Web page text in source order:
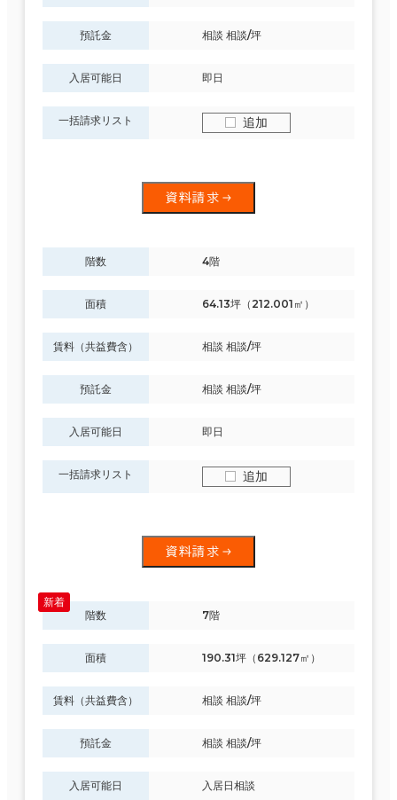
預託金 相談 相談/坪
入居可能日 即日
一括請求リスト 追加
資料請求
階数 4階
面積 64.13坪（212.001㎡）
賃料（共益費含） 相談 相談/坪
預託金 相談 相談/坪
入居可能日 即日
一括請求リスト 追加
資料請求
階数 7階
面積 190.31坪（629.127㎡）
賃料（共益費含） 相談 相談/坪
預託金 相談 相談/坪
入居可能日 入居日相談